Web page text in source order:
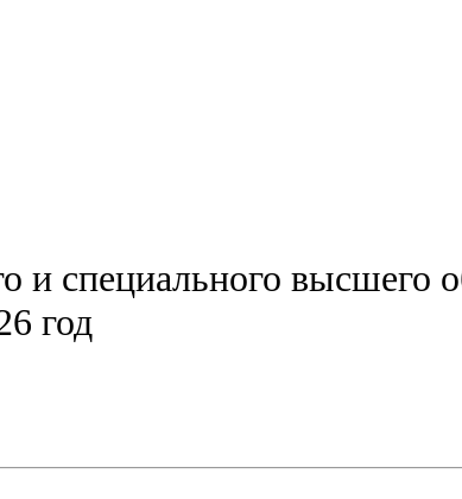
и специального высшего
год